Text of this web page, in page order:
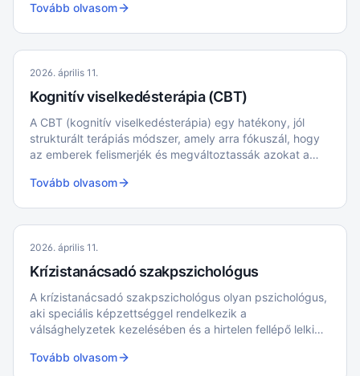
felismerésében, valamint a munkahelyi kihívások
Tovább olvasom
2026. április 11.
Kognitív viselkedésterápia (CBT)
A CBT (kognitív viselkedésterápia) egy hatékony, jól
strukturált terápiás módszer, amely arra fókuszál, hogy
az emberek felismerjék és megváltoztassák azokat a
problémákat okoznak számukra.
Tovább olvasom
2026. április 11.
Krízistanácsadó szakpszichológus
A krízistanácsadó szakpszichológus olyan pszichológus,
aki speciális képzettséggel rendelkezik a
válsághelyzetek kezelésében és a hirtelen fellépő lelki
Tovább olvasom